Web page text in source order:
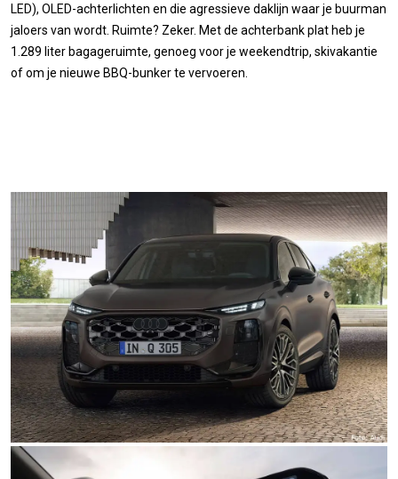
LED), OLED-achterlichten en die agressieve daklijn waar je buurman
jaloers van wordt. Ruimte? Zeker. Met de achterbank plat heb je
1.289 liter bagageruimte, genoeg voor je weekendtrip, skivakantie
of om je nieuwe BBQ-bunker te vervoeren.